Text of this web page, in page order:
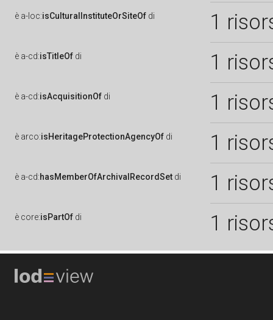
è a-loc:isCulturalInstituteOrSiteOf di 1
è a-cd:isTitleOf di 1
è a-cd:isAcquisitionOf di 1
è arco:isHeritageProtectionAgencyOf di 1
è a-cd:hasMemberOfArchivalRecordSet di 1
è core:isPartOf di 1